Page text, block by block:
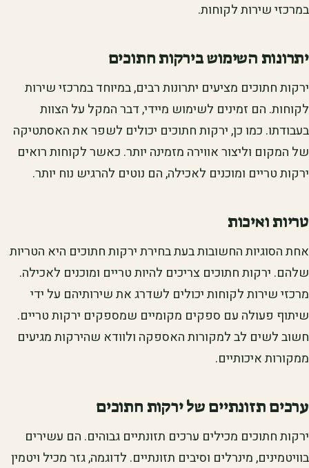
במרכזי שירות לקוחות.
יתרונות השימוש בירקות חתוכים
ירקות חתוכים מציעים יתרונות רבים, במיוחד במרכזי שירות
לקוחות. הם זמינים לשימוש מיידי, דבר המקל על הצוות
בעבודתו. כמו כן, ירקות חתוכים יכולים לשפר את האסתטיקה
של המקום וליצור אווירה מזמינה יותר. כאשר לקוחות רואים
ירקות טריים ומוכנים לאכילה, הם נוטים להרגיש נוח יותר.
טריות ואיכות
אחת הסוגיות החשובות בעת בחירת ירקות חתוכים היא הטריות
שלהם. ירקות חתוכים צריכים להיות טריים ומוכנים לאכילה.
מרכזי שירות לקוחות יכולים לשדרג את שירותיהם על ידי
שיתוף פעולה עם ספקים מקומיים שמספקים ירקות טריים.
חשוב לשים לב למקורות האספקה ולוודא שהירקות מגיעים
ממקורות איכותיים.
ערכים תזונתיים של ירקות חתוכים
ירקות חתוכים מכילים ערכים תזונתיים גבוהים. הם עשירים
בוויטמינים, מינרלים וסיבים תזונתיים. לדוגמה, גזר מכיל ויטמין